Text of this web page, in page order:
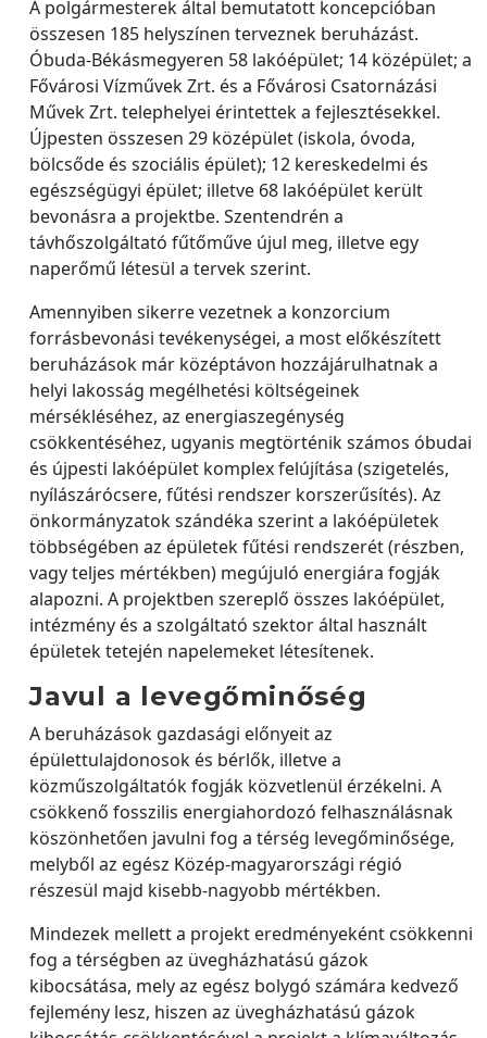
A polgármesterek által bemutatott koncepcióban
összesen 185 helyszínen terveznek beruházást.
Óbuda-Békásmegyeren 58 lakóépület; 14 középület; a
Fővárosi Vízművek Zrt. és a Fővárosi Csatornázási
Művek Zrt. telephelyei érintettek a fejlesztésekkel.
Újpesten összesen 29 középület (iskola, óvoda,
bölcsőde és szociális épület); 12 kereskedelmi és
egészségügyi épület; illetve 68 lakóépület került
bevonásra a projektbe. Szentendrén a
távhőszolgáltató fűtőműve újul meg, illetve egy
naperőmű létesül a tervek szerint.
Amennyiben sikerre vezetnek a konzorcium
forrásbevonási tevékenységei, a most előkészített
beruházások már középtávon hozzájárulhatnak a
helyi lakosság megélhetési költségeinek
mérsékléséhez, az energiaszegénység
csökkentéséhez, ugyanis megtörténik számos óbudai
és újpesti lakóépület komplex felújítása (szigetelés,
nyílászárócsere, fűtési rendszer korszerűsítés). Az
önkormányzatok szándéka szerint a lakóépületek
többségében az épületek fűtési rendszerét (részben,
vagy teljes mértékben) megújuló energiára fogják
alapozni. A projektben szereplő összes lakóépület,
intézmény és a szolgáltató szektor által használt
épületek tetején napelemeket létesítenek.
Javul a levegőminőség
A beruházások gazdasági előnyeit az
épülettulajdonosok és bérlők, illetve a
közműszolgáltatók fogják közvetlenül érzékelni. A
csökkenő fosszilis energiahordozó felhasználásnak
köszönhetően javulni fog a térség levegőminősége,
melyből az egész Közép-magyarországi régió
részesül majd kisebb-nagyobb mértékben.
Mindezek mellett a projekt eredményeként csökkenni
fog a térségben az üvegházhatású gázok
kibocsátása, mely az egész bolygó számára kedvező
fejlemény lesz, hiszen az üvegházhatású gázok